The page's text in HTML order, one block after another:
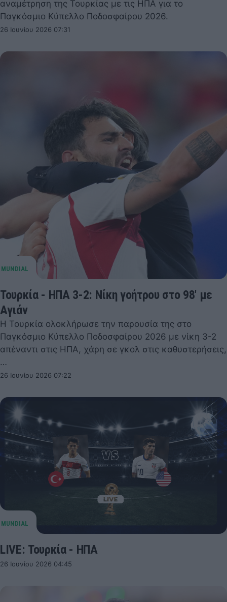
αναμέτρηση της Τουρκίας με τις ΗΠΑ για το
Παγκόσμιο Κύπελλο Ποδοσφαίρου 2026.
26 Ιουνίου 2026 07:31
Τουρκία - ΗΠΑ 3-2: Νίκη γοήτρου στο 98' με
Αγιάν
Η Τουρκία ολοκλήρωσε την παρουσία της στο
Παγκόσμιο Κύπελλο Ποδοσφαίρου 2026 με νίκη 3-2
απέναντι στις ΗΠΑ, χάρη σε γκολ στις καθυστερήσεις,
…
26 Ιουνίου 2026 07:22
LIVE: Τουρκία - ΗΠΑ
26 Ιουνίου 2026 04:45